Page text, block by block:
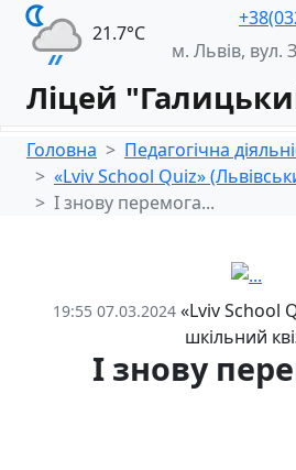
21.7°С
м. Львів, вул.
Ліцей
Головна
Педагогічна
«Lviv School Quiz»
І знову перемога...
19:55 07.03.2024 «Lviv School
шкільний
І знову